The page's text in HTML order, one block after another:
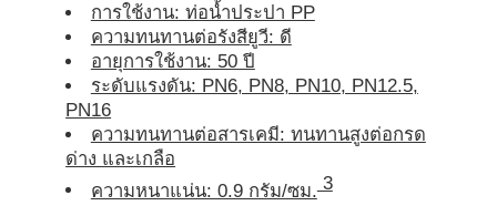
การใช้งาน: ท่อน้ำประปา PP
ความทนทานต่อรังสียูวี: ดี
อายุการใช้งาน: 50 ปี
ระดับแรงดัน: PN6, PN8, PN10, PN12.5,
PN16
ความทนทานต่อสารเคมี: ทนทานสูงต่อกรด
ด่าง และเกลือ
ความหนาแน่น: 0.9 กรัม/ซม. 3